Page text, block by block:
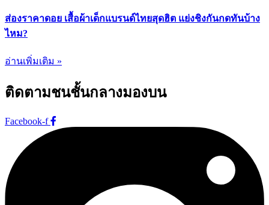
ส่องราคาดอย เสื้อผ้าเด็กแบรนด์ไทยสุดฮิต แย่งชิงกันกดทันบ้าง
ไหม?
อ่านเพิ่มเติม »
ติดตามชนชั้นกลางมองบน
Facebook-f